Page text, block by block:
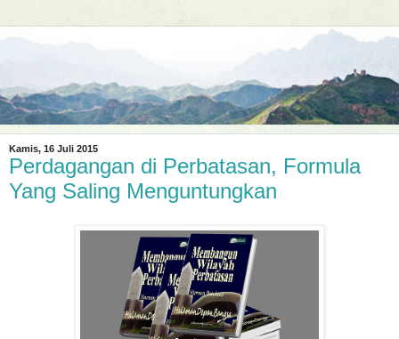
Kamis, 16 Juli 2015
Perdagangan di Perbatasan, Formula
Yang Saling Menguntungkan